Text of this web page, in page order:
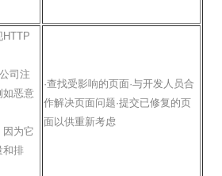
HTTP
司注
如恶意
因为它
和排
·查找受影响的页面·与开发人员合
作解决页面问题·提交已修复的页
面以供重新考虑